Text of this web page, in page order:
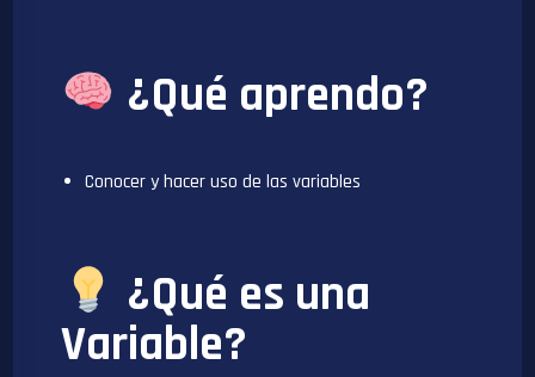
¿Qué aprendo?
Conocer y hacer uso de las variables
¿Qué es una
Variable?